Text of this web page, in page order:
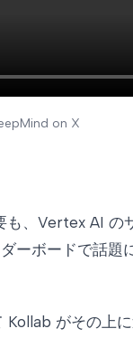
on X
、Vertex AI の
ーボードで話題
Kollab がその